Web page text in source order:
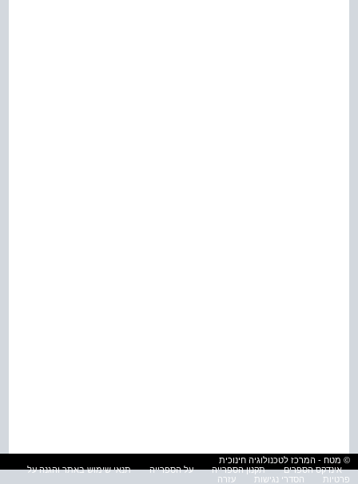
© מטח - המרכז לטכנולוגיה חינוכית
אינדקס הספרים
תקנון הספרייה על הספרייה
תנאי שימוש באתר והגנה על
פרטיות
הסדרי נגישות עזרה